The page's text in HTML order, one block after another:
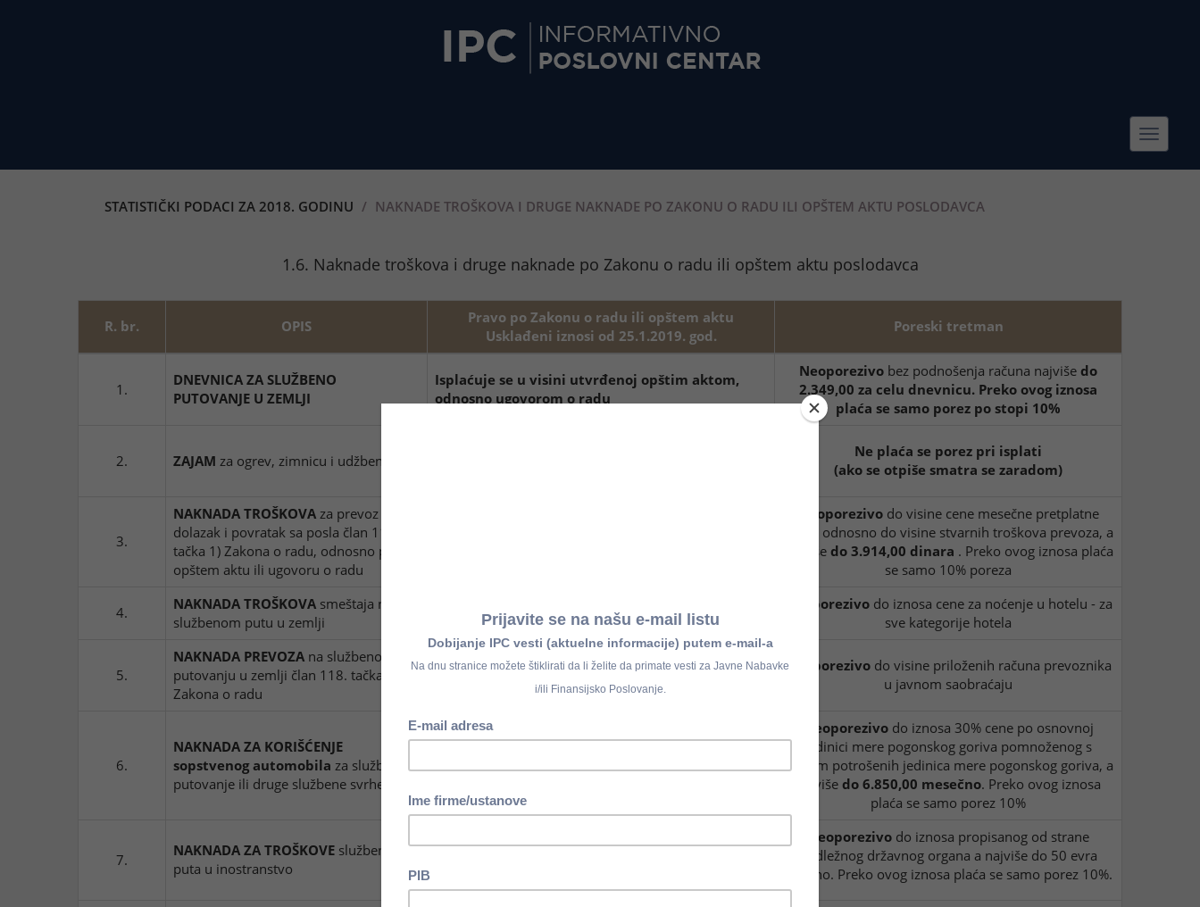
Toggle
STATISTIČKI PODACI ZA 2018. GODINU NAKNADE TROŠKOVA I DRUGE NAKNADE PO ZAKONU O RADU ILI OPŠTEM AKTU POSLODAVCA
1.6. Naknade troškova i druge naknade po Zakonu o radu ili opštem aktu poslodavca
R. br. OPIS
Pravo po Zakonu o radu ili opštem aktu
Usklađeni iznosi od 25.1.2019. god.
Poreski tretman
1.
DNEVNICA ZA SLUŽBENO
PUTOVANJE U ZEMLJI
Isplaćuje se u visini utvrđenoj opštim aktom,
odnosno ugovorom o radu
Neoporezivo bez podnošenja računa najviše do
2.349,00 za celu dnevnicu. Preko ovog iznosa
plaća se samo porez po stopi 10%
2. ZAJAM za ogrev, zimnicu i udžbenike
Ne plaća se porez pri isplati
(ako se otpiše smatra se zaradom)
3.
NAKNADA TROŠKOVA za prevoz za
dolazak i povratak sa posla član 118.
tačka 1) Zakona o radu, odnosno prema
opštem aktu ili ugovoru o radu
Neoporezivo do visine cene mesečne pretplatne
karte, odnosno do visine stvarnih troškova prevoza, a
najviše do 3.914,00 dinara . Preko ovog iznosa plaća
se samo 10% poreza
4. NAKNADA TROŠKOVA smeštaja na
službenom putu u zemlji
aktu ili ugovoru o radu.
Neoporezivo do iznosa cene za noćenje u hotelu - za
sve kategorije hotela
5.
NAKNADA PREVOZA na službenom
putovanju u zemlji član 118. tačka 2)
Zakona o radu
Putni troškovi se priznaju u celini prema priloženim
Neoporezivo do visine priloženih računa prevoznika
u javnom saobraćaju
6.
NAKNADA ZA KORIŠĆENJE
sopstvenog automobila za službeno
putovanje ili druge službene svrhe
ugovorom o radu
Neoporezivodo iznosa 30% cene po osnovnoj
jedinici mere pogonskog goriva pomnoženog s
brojem potrošenih jedinica mere pogonskog goriva, a
najviše do 6.850,00 mesečno. Preko ovog iznosa
plaća se samo porez 10%
7.
NAKNADA ZA TROŠKOVE službenog
puta u inostranstvo
Neoporezivo do iznosa propisanog od strane
nadležnog državnog organa a najviše do 50 evra
dnevno. Preko ovog iznosa plaća se samo porez 10%.